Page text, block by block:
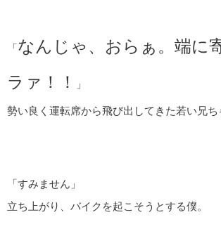
「なんじゃ、おらぁ。端に
ラァ！！
」
勢い良く運転席から飛び出してきた若い兄ち
「すみません」
立ち上がり、バイクを起こそうとする僕。